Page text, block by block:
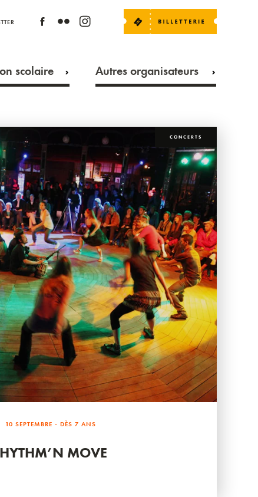
scolaire Autres organisateurs
CONCERTS
10 SEPTEMBRE - DÈS 7 ANS
MOVE